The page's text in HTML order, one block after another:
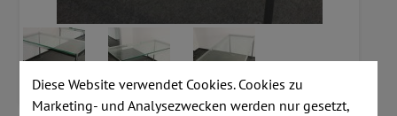
Diese Website verwendet Cookies. Cookies zu
Marketing- und Analysezwecken werden nur gesetzt,